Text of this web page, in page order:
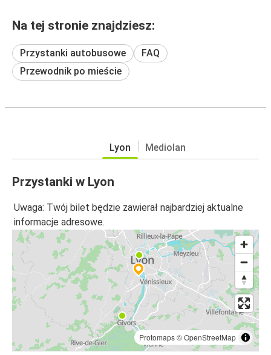
Na tej stronie znajdziesz:
Przystanki autobusowe
FAQ
Przewodnik po mieście
Lyon Mediolan
Przystanki w Lyon
Uwaga: Twój bilet będzie zawierał najbardziej aktualne
informacje adresowe.
Protomaps©OpenStreetMap